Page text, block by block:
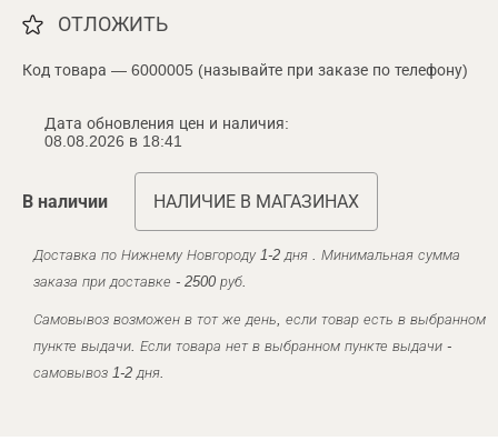
ОТЛОЖИТЬ
Код товара — 6000005 (называйте при заказе по телефону)
Дата обновления цен и наличия:
08.08.2026 в 18:41
В наличии НАЛИЧИЕ В МАГАЗИНАХ
Доставка по Нижнему Новгороду 1-2 дня . Минимальная сумма
заказа при доставке - 2500 руб.
Самовывоз возможен в тот же день, если товар есть в выбранном
пункте выдачи. Если товара нет в выбранном пункте выдачи -
самовывоз 1-2 дня.